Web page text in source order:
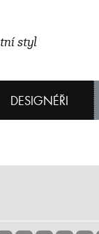
styl
DESIGNÉŘI